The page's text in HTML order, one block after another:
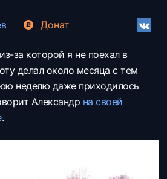
Донат
за которой я не поехал в
делал около месяца с тем
неделю даже приходилось
Александр на своей
.